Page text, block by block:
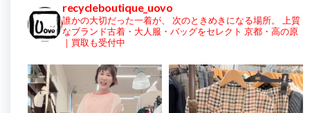
recycleboutique_uovo
誰かの大切だった一着が、 次のときめきになる場所。
上質
なブランド古着・大人服・バッグをセレクト 京都・高の原
｜買取も受付中